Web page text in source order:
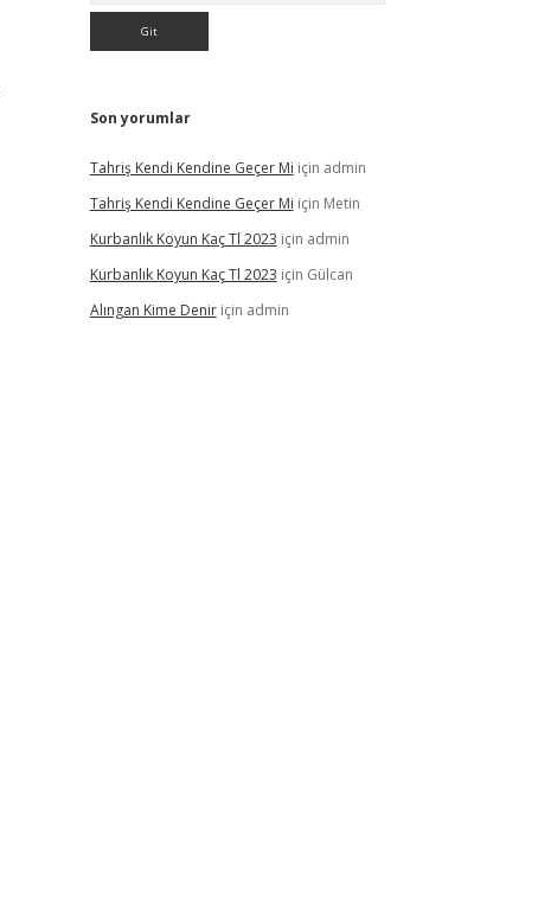
Son yorumlar
Tahriş Kendi Kendine Geçer Mi için admin
Tahriş Kendi Kendine Geçer Mi için Metin
Kurbanlık Koyun Kaç Tl 2023 için admin
Kurbanlık Koyun Kaç Tl 2023 için Gülcan
Alıngan Kime Deniriçin admin